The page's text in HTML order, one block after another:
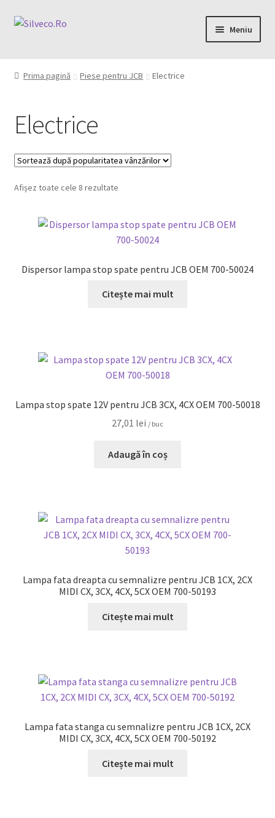
Meniu
Magazin
My account
Contact
0,00 lei
Prima pagină Piese pentru JCB Electrice
Electrice
Afișez toate cele 8 rezultate
Dispersor lampa stop spate pentru JCB OEM 700-50024
Citește mai mult
Lampa stop spate 12V pentru JCB 3CX, 4CX OEM 700-50018
27,01 lei / buc
Adaugă în coș
Lampa fata dreapta cu semnalizre pentru JCB 1CX, 2CX
MIDI CX, 3CX, 4CX, 5CX OEM 700-50193
Citește mai mult
Lampa fata stanga cu semnalizre pentru JCB 1CX, 2CX
MIDI CX, 3CX, 4CX, 5CX OEM 700-50192
Citește mai mult